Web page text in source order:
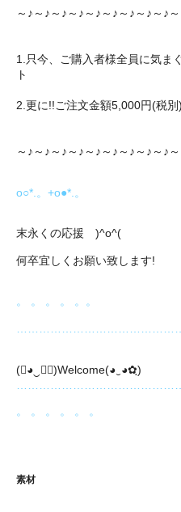
～♪～♪～♪～♪～♪～♪～♪～♪～♪
1.只今、ご購入者様全員に気ま
ト
2.更に!!ご注文金額5,000円(税
～♪～♪～♪～♪～♪～♪～♪～♪～♪
o○*.。+o●*.。
末永くの応援 )^o^(
何卒宜しくお願い致します!
。 。 。 。 。。
(❀◕‿◕ฺ)Welcome(◕‿◕✿ฺ)
。 。 。 。 。 。
素材